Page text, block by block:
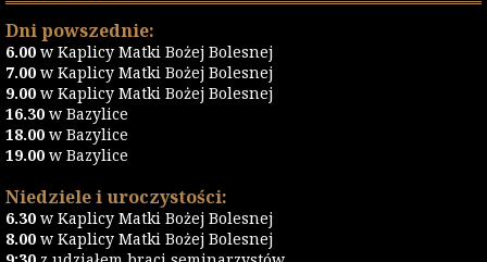
Dni powszednie:
6.00 w Kaplicy Matki Bożej Bolesnej
7.00 w Kaplicy Matki Bożej Bolesnej
9.00 w Kaplicy Matki Bożej Bolesnej
16.30 w Bazylice
18.00 w Bazylice
19.00 w Bazylice
Niedziele i uroczystości:
6.30 w Kaplicy Matki Bożej Bolesnej
8.00 w Kaplicy Matki Bożej Bolesnej